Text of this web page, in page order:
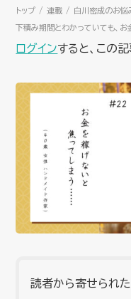
トップ 連載 白川密成のお悩
下積み期間とわかっていても、お
ログインすると、この
読者から寄せられ